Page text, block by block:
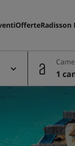
OfferteRadisson
1